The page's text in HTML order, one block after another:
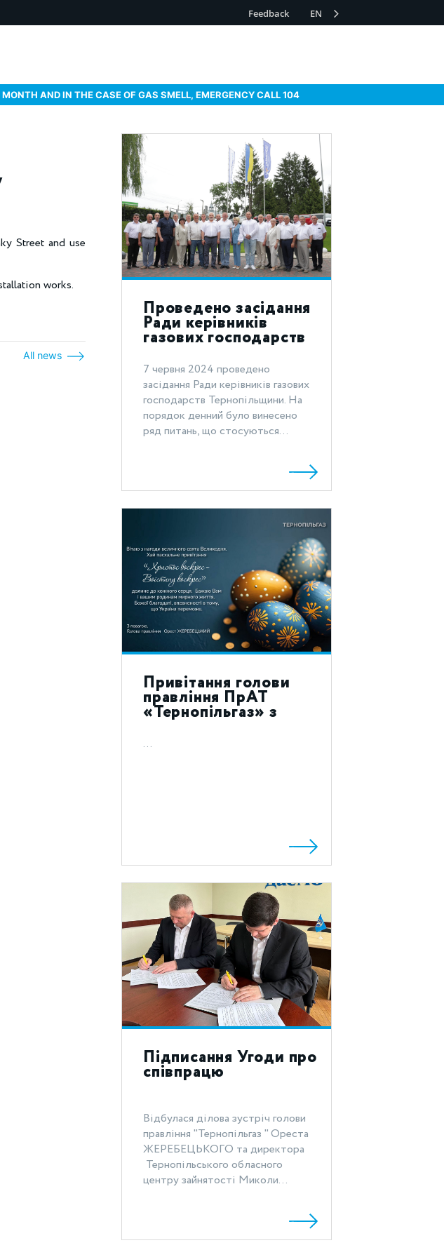
Feedback EN
AND IN THE CASE OF GAS SMELL, EMERGENCY CALL 104
Street and use
works.
All news
Проведено засідання
Ради керівників
газових господарств
Тернопільщини
7 червня 2024 проведено
засідання Ради керівників газових
господарств Тернопільщини. На
порядок денний було винесено
ряд питань, що стосуються...
Привітання голови
правління ПрАТ
«Тернопільгаз» з
святом Воскресіння
Христового 2023!
...
Підписання Угоди про
співпрацю
Відбулася ділова зустріч голови
правління "Тернопільгаз " Ореста
ЖЕРЕБЕЦЬКОГО та директора
Тернопільського обласного
центру зайнятості Миколи...